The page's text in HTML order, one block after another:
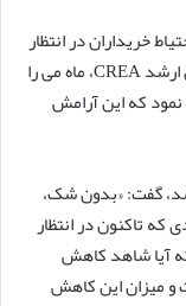
خریداران در انتظار
کاهش نرخ بهره باشد. شاون کاتکارت، اقتصاددان ارشد CREA، ماه می را
نمود که این آرامش
شد، گفت: «بدون شک،
که تاکنون در انتظار
آیا شاهد کاهش
و میزان این کاهش